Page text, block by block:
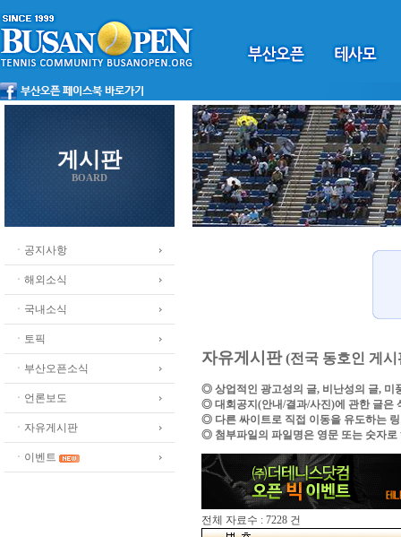
게시판
BOARD
ㆍ공지사항
ㆍ해외소식
ㆍ국내소식
ㆍ토픽
ㆍ부산오픈소식
ㆍ언론보도
ㆍ자유게시판
ㆍ이벤트
자유게시판(전국 동호인 게시
◎ 상업적인 광고성의 글, 비난성의 글, 미
◎ 대회공지(안내/결과/사진)에 관한 글은
◎ 다른 싸이트로 직접 이동을 유도하는
◎ 첨부파일의 파일명은 영문 또는 숫자로
전체 자료수 : 7228 건